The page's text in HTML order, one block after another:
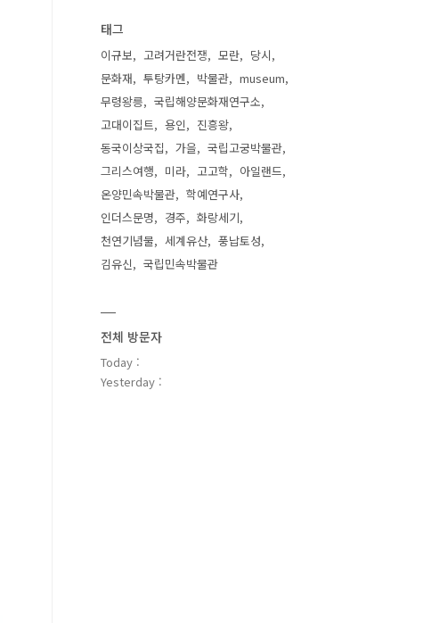
태그
이규보 고려거란전쟁 모란
당시
문화재
투탕카멘 박물관
museum
무령왕릉
국립해양문화재연구소
고대이집트
용인
진흥왕
동국이상국집
가을
국립고궁박물관
그리스여행
미라 고고학
아일랜드
온양민속박물관
학예연구사
인더스문명
경주
화랑세기
천연기념물
세계유산
풍납토성
김유신
국립민속박물관
전체 방문자
Today :
Yesterday :